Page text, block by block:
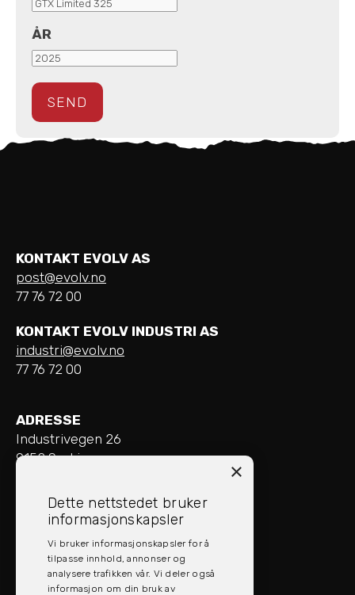
ÅR
KONTAKT EVOLV AS
post@evolv.no
77 76 72 00
KONTAKT EVOLV INDUSTRI AS
industri@evolv.no
77 76 72 00
ADRESSE
Industrivegen 26
9152 Sørkjosen
Mandag - Fredag: 08:00 - 16:00
SOCIAL MEDIA
×
Dette nettstedet bruker
informasjonskapsler
Vi bruker informasjonskapsler for å
tilpasse innhold, annonser og
analysere trafikken vår. Vi deler også
informasjon om din bruk av